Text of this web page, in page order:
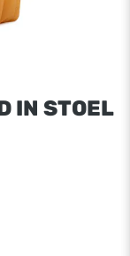
IN STOEL